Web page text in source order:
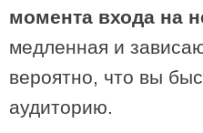
момента входа на
медленная и
вероятно, что вы
аудиторию.